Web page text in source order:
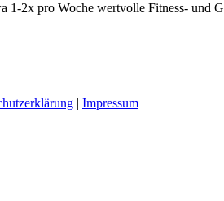
2x pro Woche wertvolle Fitness- und
Impressum